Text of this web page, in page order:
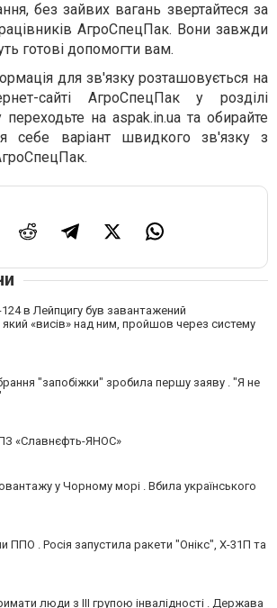
без зайвих вагань звертайтеся за
АгроСпецПак. Вони завжди
готові допомогти вам.
для зв'язку розташовується на
сайті АгроСпецПак у розділі
переходьте на aspak.in.ua та обирайте
себе варіант швидкого зв'язку з
124 в Лейпцигу був завантажений
«висів» над ним, пройшов через систему
"запобіжки" зробила першу заяву . "Я не
«Славнєфть-ЯНОС»
у Чорному морі . Вбила українського
ППО . Росія запустила ракети "Онікс", Х-31П та
люди з III групою інвалідності . Держава